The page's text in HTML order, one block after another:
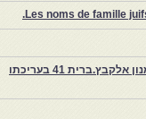
Les noms de famille
צפרו – קהילה יהודית קטנה במרוקו, ויצירת חכמיה חובקת עולם.הרמ"א מצפרו-נסים אמנון אלקבץ.ברית 41 בעריכתו